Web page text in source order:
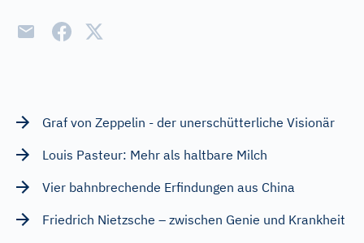
Graf von Zeppelin - der unerschütterliche Visionär
Louis Pasteur: Mehr als haltbare Milch
Vier bahnbrechende Erfindungen aus China
Friedrich Nietzsche – zwischen Genie und Krankheit